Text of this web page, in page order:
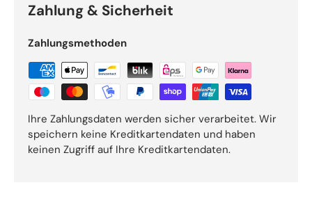
Zahlung & Sicherheit
Zahlungsmethoden
Ihre Zahlungsdaten werden sicher verarbeitet. Wir
speichern keine Kreditkartendaten und haben
keinen Zugriff auf Ihre Kreditkartendaten.